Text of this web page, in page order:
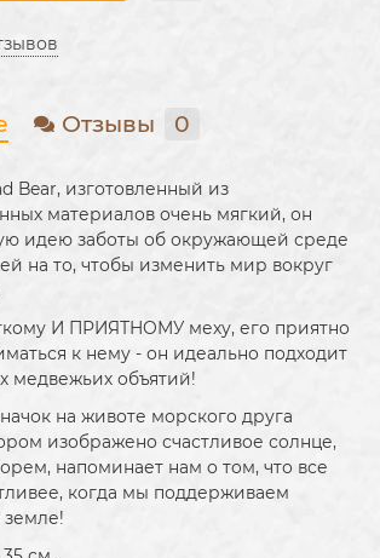
Отзывы 0
Bear, изготовленный из
материалов очень мягкий, он
идею заботы об окружающей среде
на то, чтобы изменить мир вокруг
И ПРИЯТНОМУ меху, его приятно
к нему - он идеально подходит
медвежьих объятий!
на животе морского друга
изображено счастливое солнце,
напоминает нам о том, что все
когда мы поддерживаем
земле!